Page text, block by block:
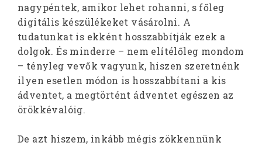
nagypéntek, amikor lehet rohanni, s főleg
digitális készülékeket vásárolni. A
tudatunkat is ekként hosszabbítják ezek a
dolgok. És minderre – nem elítélőleg mondom
– tényleg vevők vagyunk, hiszen szeretnénk
ilyen esetlen módon is hosszabbítani a kis
ádventet, a megtörtént ádventet egészen az
örökkévalóig.
De azt hiszem, inkább mégis zökkennünk